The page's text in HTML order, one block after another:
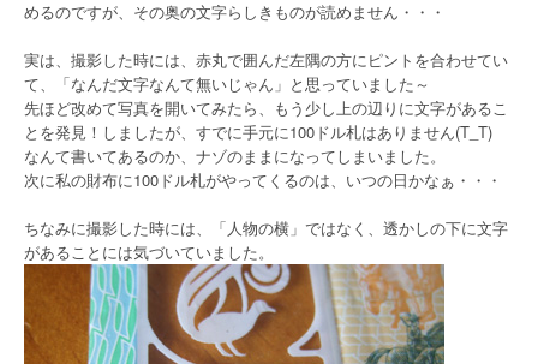
めるのですが、その奥の文字らしきものが読めません・・・
実は、撮影した時には、赤丸で囲んだ左隅の方にピントを合わせてい
て、「なんだ文字なんて無いじゃん」と思っていました～
先ほど改めて写真を開いてみたら、もう少し上の辺りに文字があるこ
とを発見！しましたが、すでに手元に100ドル札はありません(T_T)
なんて書いてあるのか、ナゾのままになってしまいました。
次に私の財布に100ドル札がやってくるのは、いつの日かなぁ・・・
ちなみに撮影した時には、「人物の横」ではなく、透かしの下に文字
があることには気づいていました。